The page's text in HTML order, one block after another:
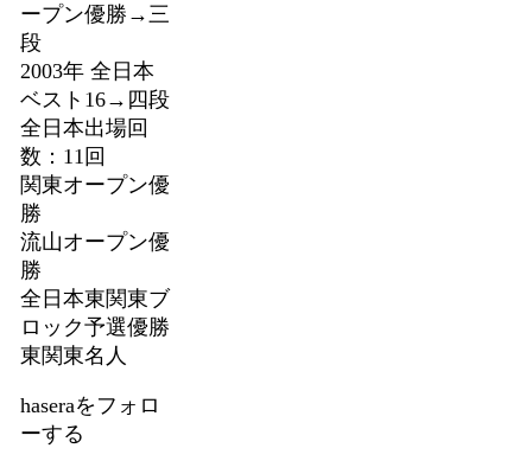
ープン優勝→三
段
2003年 全日本
ベスト16→四段
全日本出場回
数：11回
関東オープン優
勝
流山オープン優
勝
全日本東関東ブ
ロック予選優勝
東関東名人
haseraをフォロ
ーする